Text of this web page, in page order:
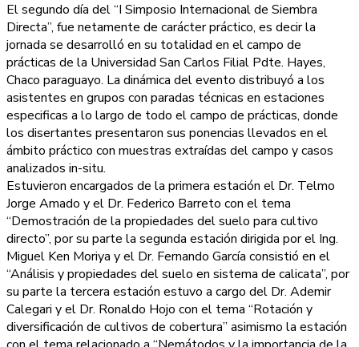
El segundo día del “I Simposio Internacional de Siembra
Directa”, fue netamente de carácter práctico, es decir la
jornada se desarrolló en su totalidad en el campo de
prácticas de la Universidad San Carlos Filial Pdte. Hayes,
Chaco paraguayo. La dinámica del evento distribuyó a los
asistentes en grupos con paradas técnicas en estaciones
especificas a lo largo de todo el campo de prácticas, donde
los disertantes presentaron sus ponencias llevados en el
ámbito práctico con muestras extraídas del campo y casos
analizados in-situ.
Estuvieron encargados de la primera estación el Dr. Telmo
Jorge Amado y el Dr. Federico Barreto con el tema
“Demostración de la propiedades del suelo para cultivo
directo”, por su parte la segunda estación dirigida por el Ing.
Miguel Ken Moriya y el Dr. Fernando García consistió en el
“Análisis y propiedades del suelo en sistema de calicata”, por
su parte la tercera estación estuvo a cargo del Dr. Ademir
Calegari y el Dr. Ronaldo Hojo con el tema “Rotación y
diversificación de cultivos de cobertura” asimismo la estación